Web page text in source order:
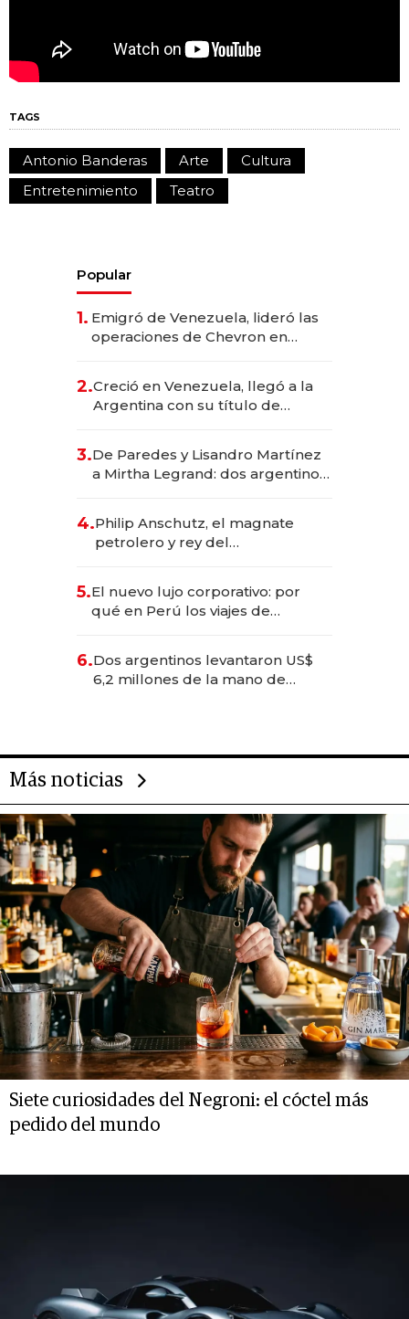
TAGS
Antonio Banderas Arte
Cultura
Entretenimiento
Teatro
Popular
1. Emigró de Venezuela, lideró las
operaciones de Chevron en
2.Creció en Venezuela, llegó a la
Argentina con su título de
las marcas "fast premium"
3.De Paredes y Lisandro Martínez
a Mirtha Legrand: dos argentinos
4.Philip Anschutz, el magnate
petrolero y rey del
Fénix
5.El nuevo lujo corporativo: por
qué en Perú los viajes de
para convertirse en experiencias
transformadoras
6.Dos argentinos levantaron US$
6,2 millones de la mano de
Más noticias
Siete curiosidades del Negroni: el cóctel más
pedido del mundo